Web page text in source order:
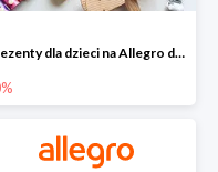
Prezenty dla dzieci na Allegro do -50%